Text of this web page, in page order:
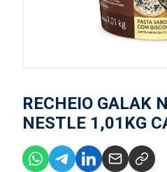
RECHEIO GALAK
NESTLE 1,01KG